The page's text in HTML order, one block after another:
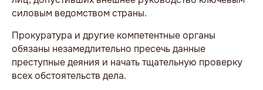
силовым ведомством страны.
Прокуратура и другие компетентные органы
обязаны незамедлительно пресечь данные
преступные деяния и начать тщательную проверку
всех обстоятельств дела.